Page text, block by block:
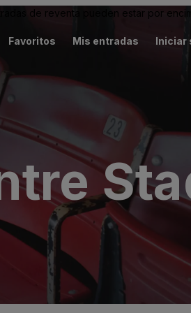
de reventa pueden estar por
Favoritos Mis entradas Iniciar